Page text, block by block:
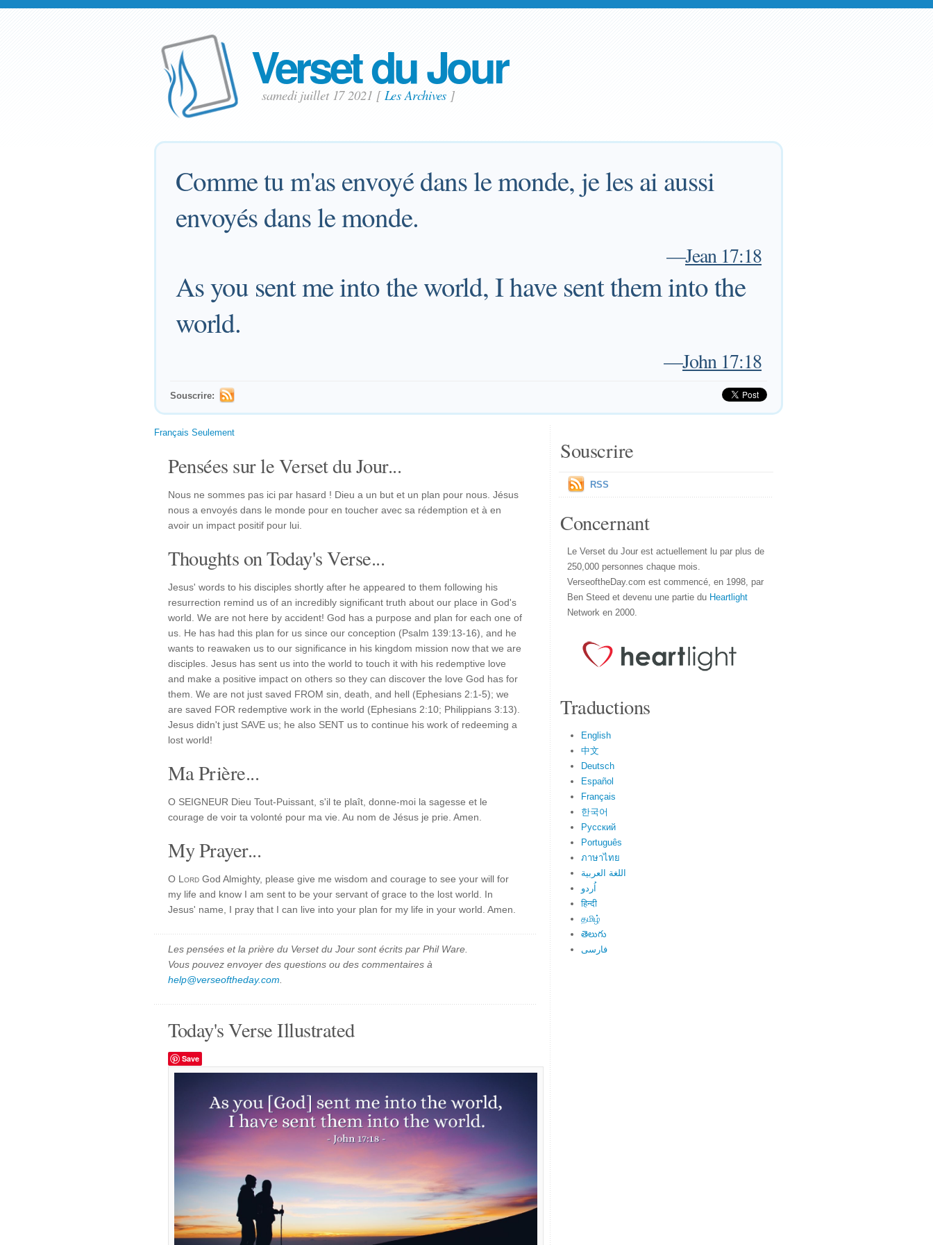
Verset du Jour
samedi juillet 17 2021 [ Les Archives ]
Comme tu m'as envoyé dans le monde, je les ai aussi
envoyés dans le monde.
—Jean 17:18
As you sent me into the world, I have sent them into the
world.
—John 17:18
Souscrire:
Français Seulement
Pensées sur le Verset du Jour...
Nous ne sommes pas ici par hasard ! Dieu a un but et un plan pour nous. Jésus
nous a envoyés dans le monde pour en toucher avec sa rédemption et à en
avoir un impact positif pour lui.
Thoughts on Today's Verse...
Jesus' words to his disciples shortly after he appeared to them following his
resurrection remind us of an incredibly significant truth about our place in God's
world. We are not here by accident! God has a purpose and plan for each one of
us. He has had this plan for us since our conception (Psalm 139:13-16), and he
wants to reawaken us to our significance in his kingdom mission now that we are
disciples. Jesus has sent us into the world to touch it with his redemptive love
and make a positive impact on others so they can discover the love God has for
them. We are not just saved FROM sin, death, and hell (Ephesians 2:1-5); we
are saved FOR redemptive work in the world (Ephesians 2:10; Philippians 3:13).
Jesus didn't just SAVE us; he also SENT us to continue his work of redeeming a
lost world!
Ma Prière...
O SEIGNEUR Dieu Tout-Puissant, s'il te plaît, donne-moi la sagesse et le
courage de voir ta volonté pour ma vie. Au nom de Jésus je prie. Amen.
My Prayer...
O Lord God Almighty, please give me wisdom and courage to see your will for
my life and know I am sent to be your servant of grace to the lost world. In
Jesus' name, I pray that I can live into your plan for my life in your world. Amen.
Les pensées et la prière du Verset du Jour sont écrits par Phil Ware.
Vous pouvez envoyer des questions ou des commentaires à
help@verseoftheday.com
Today's Verse Illustrated
Save
Souscrire
RSS
Concernant
Le Verset du Jour est actuellement lu par plus de
250,000 personnes chaque mois.
VerseoftheDay.com est commencé, en 1998, par
Ben Steed et devenu une partie du Heartlight
Network en 2000.
Traductions
English
中文
Deutsch
Español
Français
한국어
Русский
Português
ภาษาไทย
اللغة العربية
اُردو
हिन्दी
தமிழ்
తెలుగు
فارسی